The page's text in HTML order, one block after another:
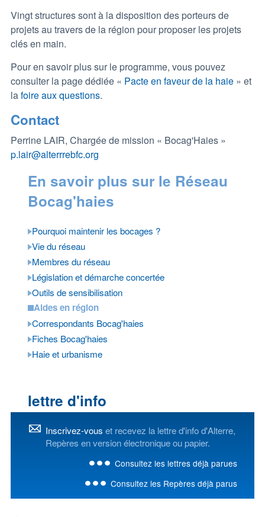
Vingt structures sont à la disposition des porteurs de
projets au travers de la région pour proposer les projets
clés en main.
Pour en savoir plus sur le programme, vous pouvez
consulter la page dédiée « Pacte en faveur de la haie» et
lafoire aux questions.
Contact
Perrine LAIR, Chargée de mission « Bocag'Haies »
p.lair@alterrrebfc.org
En savoir plus sur le Réseau
Bocag'haies
Pourquoi maintenir les bocages ?
Vie du réseau
Membres du réseau
Législation et démarche concertée
Outils de sensibilisation
Aides en région
Correspondants Bocag'haies
Fiches Bocag'haies
Haie et urbanisme
lettre d'info
Inscrivez-vous et recevez la lettre d'info d'Alterre,
Repères en version électronique ou papier.
Consultez les lettres déjà parues
Consultez les Repères déjà parus